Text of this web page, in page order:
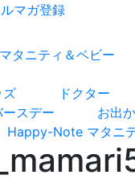
マガ登録
ズ
ドクター
スデー
お出
Happy-Note マタニ